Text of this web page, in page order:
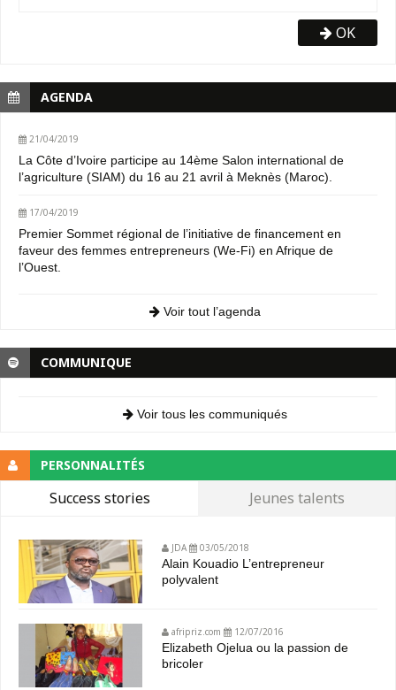
OK
AGENDA
21/04/2019
La Côte d’Ivoire participe au 14ème Salon international de
l’agriculture (SIAM) du 16 au 21 avril à Meknès (Maroc).
17/04/2019
Premier Sommet régional de l’initiative de financement en
faveur des femmes entrepreneurs (We-Fi) en Afrique de
l’Ouest.
Voir tout l’agenda
COMMUNIQUE
Voir tous les communiqués
PERSONNALITÉS
Success stories Jeunes talents
JDA 03/05/2018
Alain Kouadio L’entrepreneur
polyvalent
afripriz.com 12/07/2016
Elizabeth Ojelua ou la passion de
bricoler